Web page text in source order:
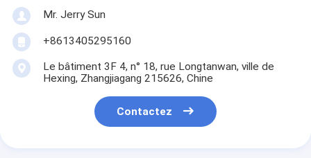
Mr. Jerry Sun
+8613405295160
Le bâtiment 3F 4, n° 18, rue Longtanwan, ville de
Hexing, Zhangjiagang 215626, Chine
Contactez